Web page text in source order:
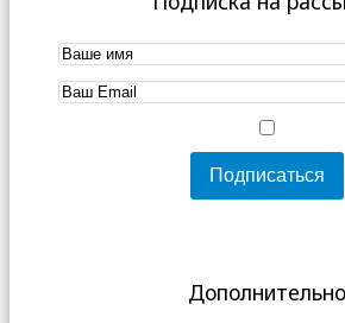
Дополнительно